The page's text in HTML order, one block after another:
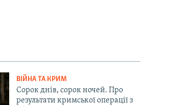
ВІЙНА ТА КРИМ
Сорок днів, сорок ночей. Про
результати кримської операції з